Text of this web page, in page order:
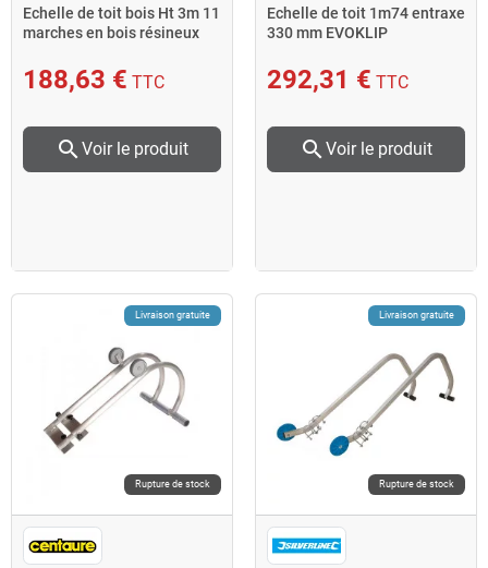
Echelle de toit bois Ht 3m 11
marches en bois résineux
188,63 € TTC
search Voir le produit
Echelle de toit 1m74 entraxe
330 mm EVOKLIP
292,31 € TTC
search Voir le produit
Livraison gratuite
Rupture de stock
Livraison gratuite
Rupture de stock